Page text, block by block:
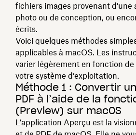
fichiers images provenant d’une
photo ou de conception, ou
écrits.
Voici quelques méthodes
applicables à macOS. Les
varier légèrement en fonction de
votre système d’exploitation.
Méthode 1 : Convertir
PDF à l’aide de la
(Preview) sur macOS
L’application Aperçu est la